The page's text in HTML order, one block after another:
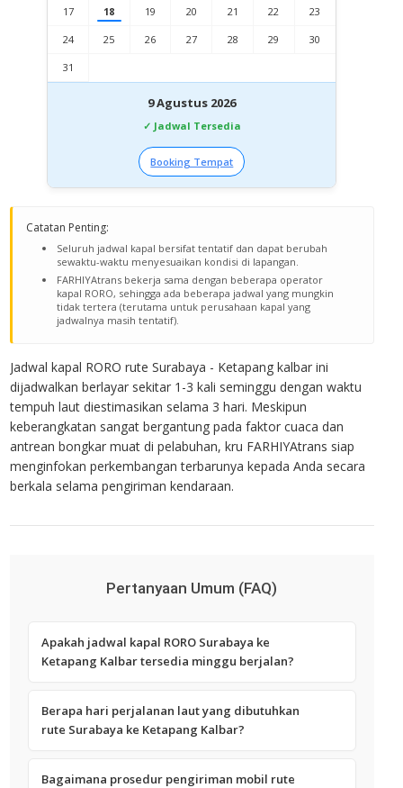
17 18 19 20 21 22 23
24 25 26 27 28 29 30
31
9 Agustus 2026
✓ Jadwal Tersedia
Booking Tempat
Catatan Penting:
Seluruh jadwal kapal bersifat tentatif dan dapat berubah
sewaktu-waktu menyesuaikan kondisi di lapangan.
FARHIYAtrans bekerja sama dengan beberapa operator
kapal RORO, sehingga ada beberapa jadwal yang mungkin
tidak tertera (terutama untuk perusahaan kapal yang
jadwalnya masih tentatif).
Jadwal kapal RORO ruteSurabaya - Ketapang kalbar ini
dijadwalkan berlayar sekitar 1-3 kali seminggu dengan waktu
tempuh laut diestimasikan selama 3 hari. Meskipun
keberangkatan sangat bergantung pada faktor cuaca dan
antrean bongkar muat di pelabuhan, kru FARHIYAtrans siap
menginfokan perkembangan terbarunya kepada Anda secara
berkala selama pengiriman kendaraan.
Pertanyaan Umum (FAQ)
Apakah jadwal kapal RORO Surabaya ke
Ketapang Kalbar tersedia minggu berjalan?
Berapa hari perjalanan laut yang dibutuhkan
rute Surabaya ke Ketapang Kalbar?
Bagaimana prosedur pengiriman mobil rute